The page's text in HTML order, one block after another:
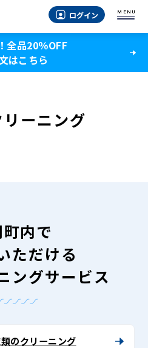
ログイン MENU
全品20％OFF
はこちら
ーニング
内で
ただける
ングサービス
のクリーニング